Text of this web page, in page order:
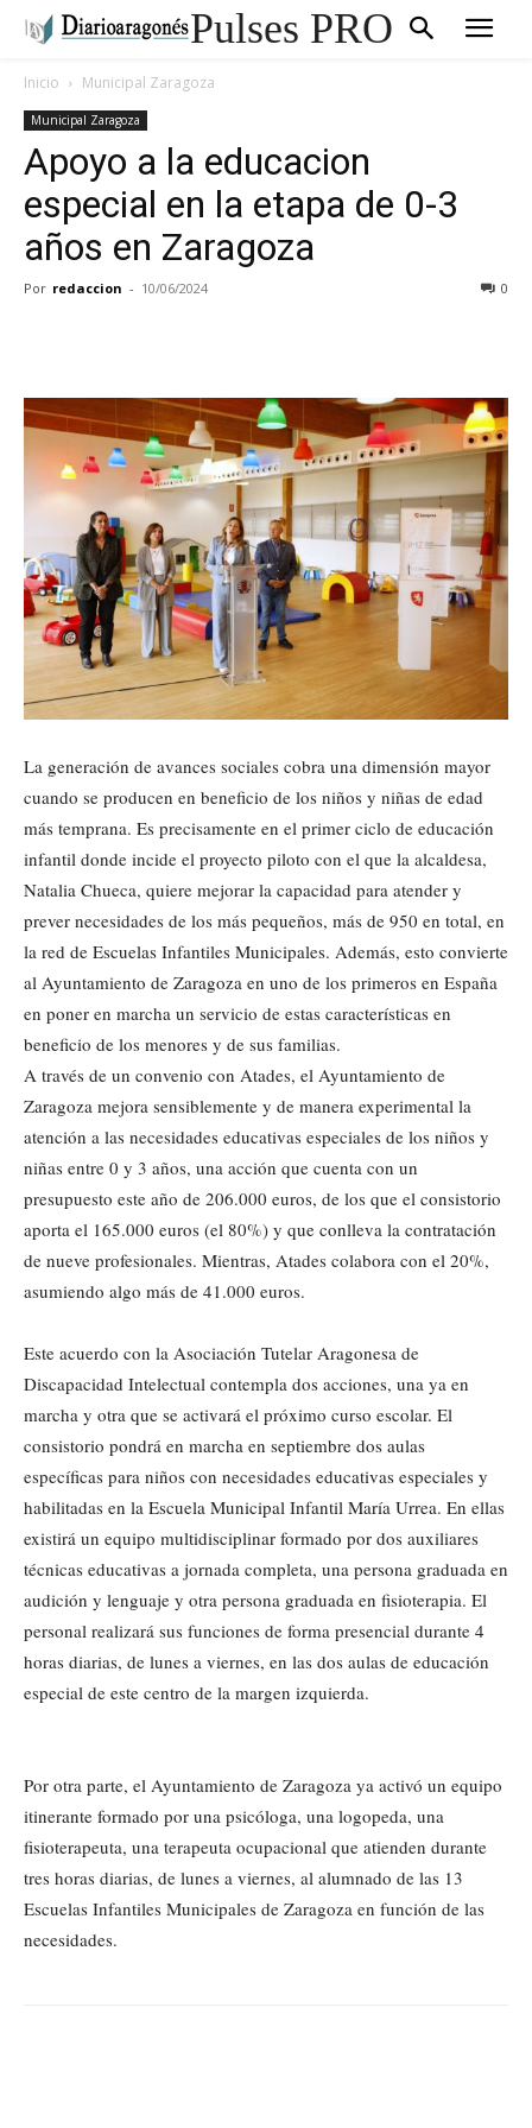
Pulses PRO
Inicio Municipal Zaragoza
Municipal Zaragoza
Apoyo a la educacion
especial en la etapa de 0-3
años en Zaragoza
Por redaccion - 10/06/2024 0
La generación de avances sociales cobra una dimensión mayor
cuando se producen en beneficio de los niños y niñas de edad
más temprana. Es precisamente en el primer ciclo de educación
infantil donde incide el proyecto piloto con el que la alcaldesa,
Natalia Chueca, quiere mejorar la capacidad para atender y
prever necesidades de los más pequeños, más de 950 en total, en
la red de Escuelas Infantiles Municipales. Además, esto convierte
al Ayuntamiento de Zaragoza en uno de los primeros en España
en poner en marcha un servicio de estas características en
beneficio de los menores y de sus familias.
A través de un convenio con Atades, el Ayuntamiento de
Zaragoza mejora sensiblemente y de manera experimental la
atención a las necesidades educativas especiales de los niños y
niñas entre 0 y 3 años, una acción que cuenta con un
presupuesto este año de 206.000 euros, de los que el consistorio
aporta el 165.000 euros (el 80%) y que conlleva la contratación
de nueve profesionales. Mientras, Atades colabora con el 20%,
asumiendo algo más de 41.000 euros.
Este acuerdo con la Asociación Tutelar Aragonesa de
Discapacidad Intelectual contempla dos acciones, una ya en
marcha y otra que se activará el próximo curso escolar. El
consistorio pondrá en marcha en septiembre dos aulas
específicas para niños con necesidades educativas especiales y
habilitadas en la Escuela Municipal Infantil María Urrea. En ellas
existirá un equipo multidisciplinar formado por dos auxiliares
técnicas educativas a jornada completa, una persona graduada en
audición y lenguaje y otra persona graduada en fisioterapia. El
personal realizará sus funciones de forma presencial durante 4
horas diarias, de lunes a viernes, en las dos aulas de educación
especial de este centro de la margen izquierda.
Por otra parte, el Ayuntamiento de Zaragoza ya activó un equipo
itinerante formado por una psicóloga, una logopeda, una
fisioterapeuta, una terapeuta ocupacional que atienden durante
tres horas diarias, de lunes a viernes, al alumnado de las 13
Escuelas Infantiles Municipales de Zaragoza en función de las
necesidades.